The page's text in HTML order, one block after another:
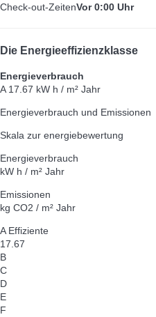
Check-out-ZeitenVor 0:00 Uhr
Die Energieeffizienzklasse
Energieverbrauch
A 17.67 kW h / m² Jahr
Energieverbrauch und Emissionen
Skala zur energiebewertung
Energieverbrauch
kW h / m² Jahr
Emissionen
kg CO2 / m² Jahr
AEffiziente
17.67
B
C
D
E
F